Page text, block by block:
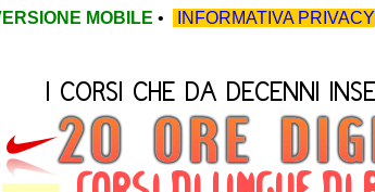
MOBILE • INFORMATIVA PRIVACY